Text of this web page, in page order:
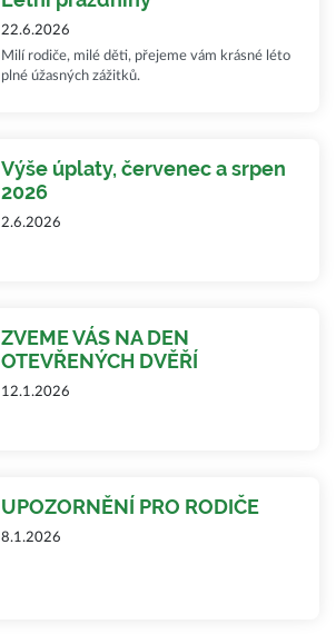
22.6.2026
Milí rodiče, milé děti, přejeme vám krásné léto
plné úžasných zážitků.
Výše úplaty, červenec a srpen
2026
2.6.2026
ZVEME VÁS NA DEN
OTEVŘENÝCH DVĚŘÍ
12.1.2026
UPOZORNĚNÍ PRO RODIČE
8.1.2026